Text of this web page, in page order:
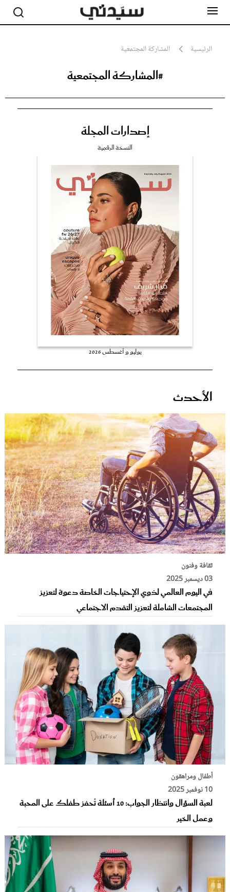
الرئيسية المشاركة المجتمعية
#المشاركة المجتمعية
إصدارات المجلة
النسخة الرقمية
يوليو و أغسطس 2026
الأحدث
ثقافة وفنون
03 ديسمبر 2025
في اليوم العالمي لذوي الإحتياجات الخاصة دعوة لتعزيز
المجتمعات الشاملة لتعزيز التقدم الاجتماعي
أطفال ومراهقون
10 نوفمبر 2025
لعبة السؤال وانتظار الجواب: 10 أسئلة تُحفز طفلك على المحبة
وعمل الخير
جمال
صحة ورشاقة
عروس سيدتي
غلاف رفمي